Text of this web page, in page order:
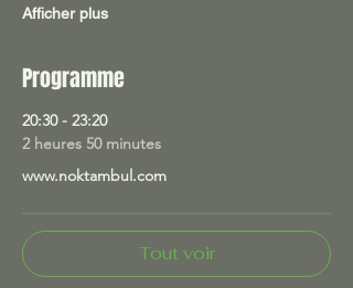
Afficher plus
Programme
20:30 - 23:20
2 heures 50 minutes
www.noktambul.com
Tout voir